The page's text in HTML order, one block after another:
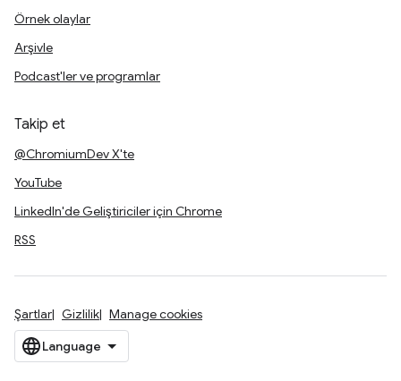
Örnek olaylar
Arşivle
Podcast'ler ve programlar
Takip et
@ChromiumDev X'te
YouTube
LinkedIn'de Geliştiriciler için Chrome
RSS
Şartlar Gizlilik Manage cookies